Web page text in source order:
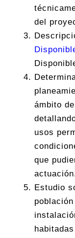
del
ámbito
usos
que
Estudio